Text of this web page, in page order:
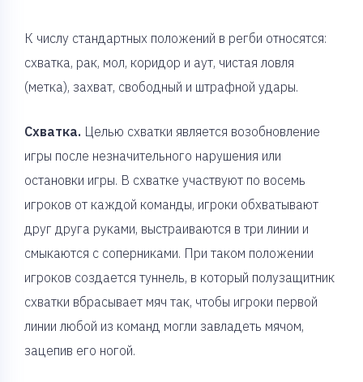
К числу стандартных положений в регби относятся:
схватка, рак, мол, коридор и аут, чистая ловля
(метка), захват, свободный и штрафной удары.
Схватка. Целью схватки является возобновление
игры после незначительного нарушения или
остановки игры. В схватке участвуют по восемь
игроков от каждой команды, игроки обхватывают
друг друга руками, выстраиваются в три линии и
смыкаются с соперниками. При таком положении
игроков создается туннель, в который полузащитник
схватки вбрасывает мяч так, чтобы игроки первой
линии любой из команд могли завладеть мячом,
зацепив его ногой.